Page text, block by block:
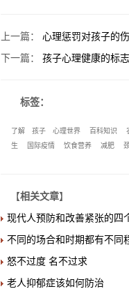
上一篇： 心理惩罚对孩子的
下一篇： 孩子心理健康的标志
标签：
了解 孩子 心理世界 百科知识
生
国际疫情 饮食营养 减肥
【相关文章】
现代人预防和改善紧张的四
不同的场合和时期都有不同
怒不过度 名不过求
老人抑郁症该如何防治